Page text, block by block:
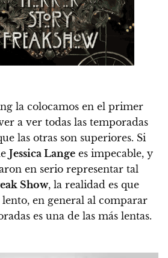
la colocamos en el primer
a ver todas las temporadas
las otras son superiores. Si
Jessica Lange es impecable, y
en serio representar tal
Show, la realidad es que
lento, en general al comparar
es una de las más lentas.